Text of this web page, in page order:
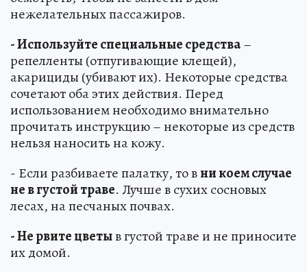
нежелательных пассажиров.
- Используйте специальные средства–
репелленты (отпугивающие клещей),
акарициды (убивают их). Некоторые средства
сочетают оба этих действия. Перед
использованием необходимо внимательно
прочитать инструкцию – некоторые из средств
нельзя наносить на кожу.
- Если разбиваете палатку, то вни коем случае
не в густой траве. Лучше в сухих сосновых
лесах, на песчаных почвах.
- Не рвите цветыв густой траве и не приносите
их домой.